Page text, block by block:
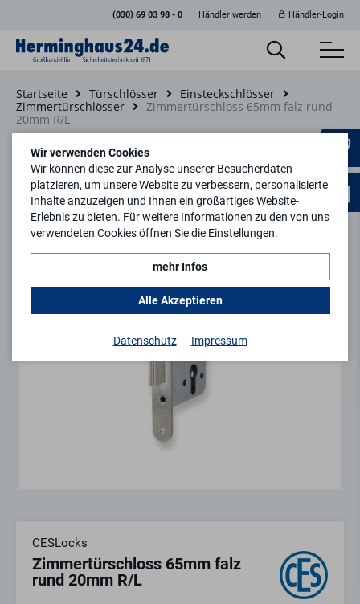
(030) 69 03 98 - 0 Händler werden Händler-Login
Startseite Türschlösser
Einsteckschlösser
Zimmertürschlösser
Zimmertürschloss 65mm falz rund
20mm R/L
CESLocks
Zimmertürschloss 65mm falz
rund 20mm R/L
Wir verwenden Cookies
Wir können diese zur Analyse unserer Besucherdaten
platzieren, um unsere Website zu verbessern, personalisierte
Inhalte anzuzeigen und Ihnen ein großartiges Website-
Erlebnis zu bieten. Für weitere Informationen zu den von uns
verwendeten Cookies öffnen Sie die Einstellungen.
mehr Infos
Alle Akzeptieren
Datenschutz Impressum